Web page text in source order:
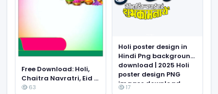
Free Download: Holi,
Chaitra Navratri, Eid &
Ram Navami Poster
63
Holi poster design in
Hindi Png background
download | 2025 Holi
poster design PNG
images download
17